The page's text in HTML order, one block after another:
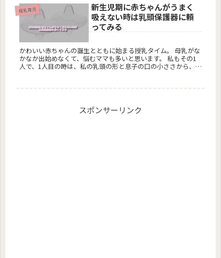
母乳育児
新生児期に赤ちゃんがうまく
吸えない時は乳頭保護器に頼
ってみる
かわいい赤ちゃんの誕生とともに始まる授乳タイム。 母乳がな
かなか出始めなくて、悩むママも多いと思います。 私もその1
人で、1人目の時は、私の乳頭の形と息子の口の小ささから、母
スポンサーリンク